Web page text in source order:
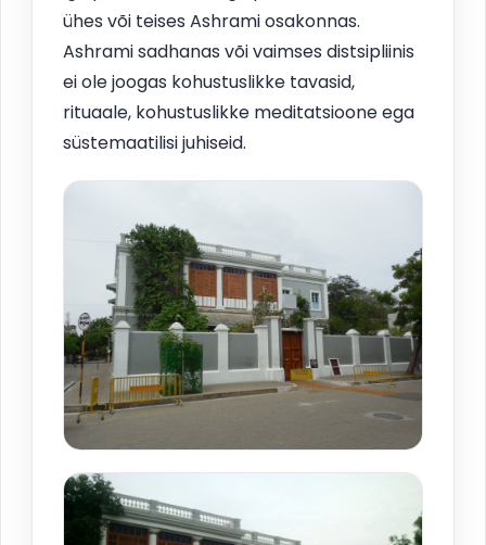
ühes või teises Ashrami osakonnas.
Ashrami sadhanas või vaimses distsipliinis
ei ole joogas kohustuslikke tavasid,
rituaale, kohustuslikke meditatsioone ega
süstemaatilisi juhiseid.